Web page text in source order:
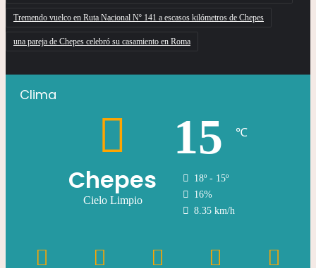
Tremendo vuelco en Ruta Nacional Nº 141 a escasos kilómetros de Chepes
una pareja de Chepes celebró su casamiento en Roma
Clima
Chepes
Cielo Limpio
15 ℃
18º - 15º
16%
8.35 km/h